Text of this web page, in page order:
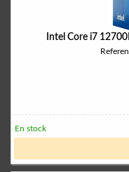
Intel Core i7
En stock